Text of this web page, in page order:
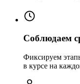
Соблюдаем
Фиксируем
в курсе на